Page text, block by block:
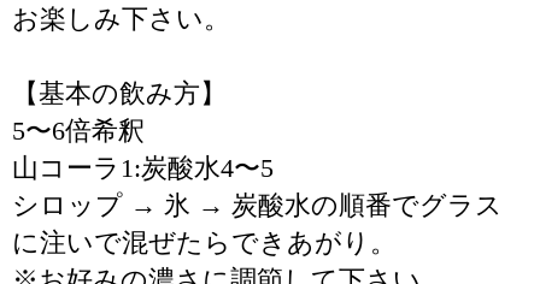
お楽しみ下さい。
【基本の飲み方】
5〜6倍希釈
山コーラ1:炭酸水4〜5
シロップ → 氷 → 炭酸水の順番でグラス
に注いで混ぜたらできあがり。